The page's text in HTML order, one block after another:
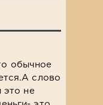
обычное
слово
это не